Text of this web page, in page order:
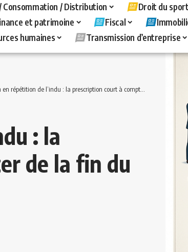
Consommation / Distribution
Droit du
et patrimoine Fiscal
humaines Transmission d’entreprise
de l’indu : la prescription court à compter de la fin du contentieux administratif
: la
de la fin du